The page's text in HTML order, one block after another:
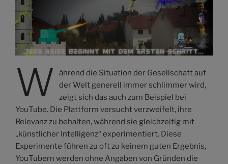
W
ährend die Situation der Gesellschaft auf
der Welt generell immer schlimmer wird,
zeigt sich das auch zum Beispiel bei
YouTube. Die Plattform versucht verzweifelt, ihre
Relevanz zu behalten, während sie gleichzeitig mit
„künstlicher Intelligenz“ experimentiert. Diese
Experimente führen zu oft zu keinem guten Ergebnis,
YouTubern werden ohne Angaben von Gründen die